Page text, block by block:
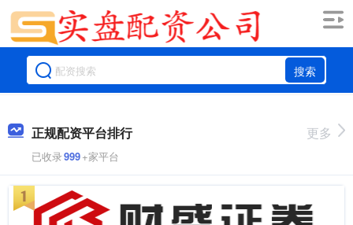
搜索
正规配资平台排行
已收录999+家平台
更多